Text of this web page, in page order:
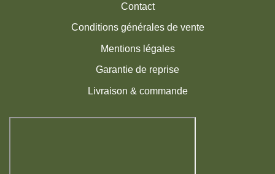
Contact
Conditions générales de vente
Mentions légales
Garantie de reprise
Livraison & commande